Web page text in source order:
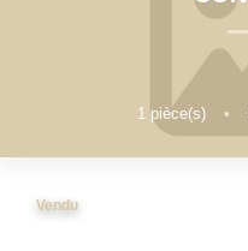
Déposer Ma
1 pièce(s) •
Vendu